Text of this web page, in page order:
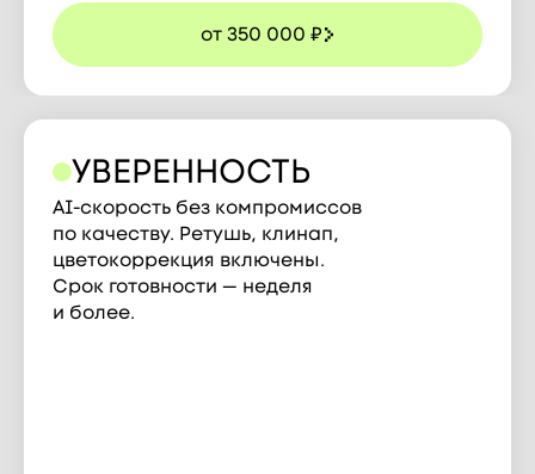
от 350 000 ₽
УВЕРЕННОСТЬ
AI-скорость без компромиссов
по качеству. Ретушь, клинап,
цветокоррекция включены.
Срок готовности — неделя
и более.